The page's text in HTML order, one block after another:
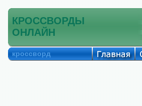
КРОССВОРДЫ
ОНЛАЙН
кроссворд